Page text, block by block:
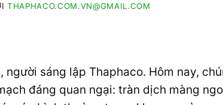
THAPHACO.COM.VN@GMAIL.COM
người sáng lập Thaphaco. Hôm nay,
đáng quan ngại: tràn dịch màng